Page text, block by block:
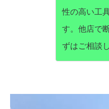
性の高い工
す。他店で
ずはご相談